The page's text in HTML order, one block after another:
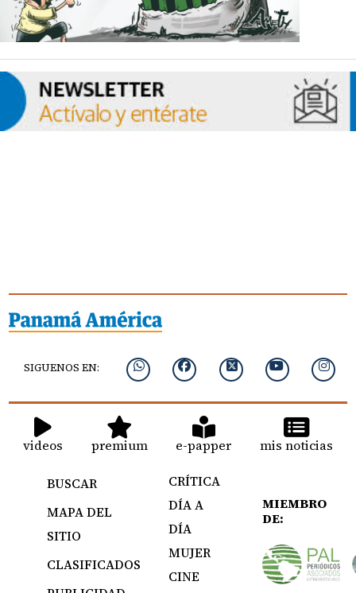
SIGUENOS EN:
videos premium e-papper mis noticias
BUSCAR
MAPA DEL
SITIO
CLASIFICADOS
CRÍTICA
DÍA A
DÍA
MUJER
CINE
MIEMBRO
DE: